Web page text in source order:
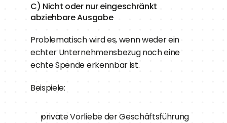
C) Nicht oder nur eingeschränkt
abziehbare Ausgabe
Problematisch wird es, wenn weder ein
echter Unternehmensbezug noch eine
echte Spende erkennbar ist.
Beispiele:
private Vorliebe der Geschäftsführung